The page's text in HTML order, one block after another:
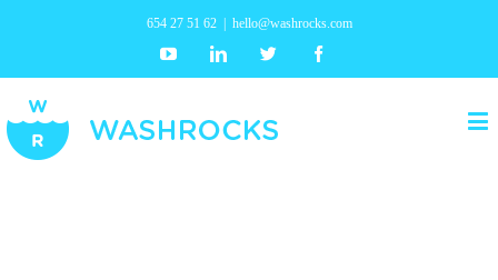
654 27 51 62 hello@washrocks.com
YoutubeLinkedin Twitter